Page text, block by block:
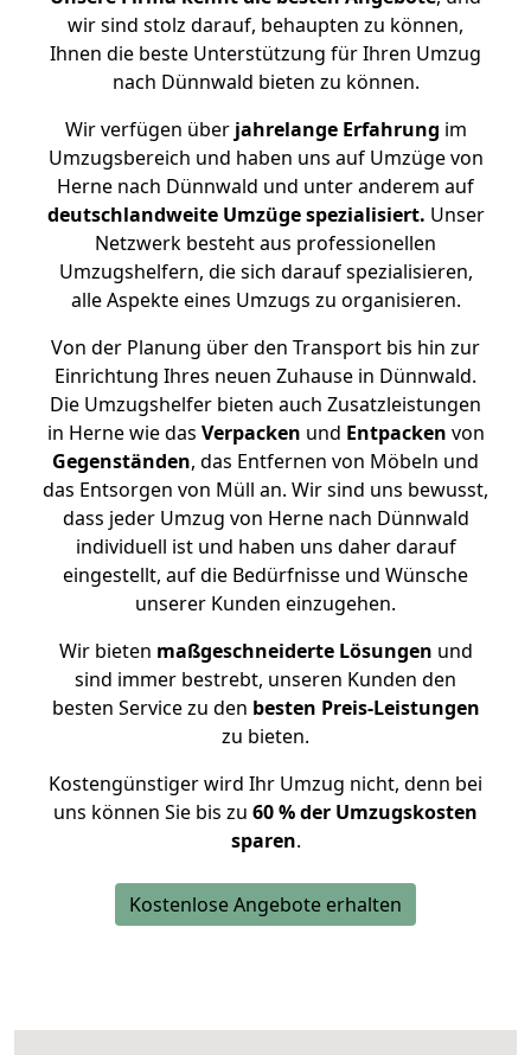
wir sind stolz darauf, behaupten zu können,
Ihnen die beste Unterstützung für Ihren Umzug
nach Dünnwald bieten zu können.
Wir verfügen überjahrelange Erfahrung im
Umzugsbereich und haben uns auf Umzüge von
Herne nach Dünnwald und unter anderem auf
deutschlandweite Umzüge spezialisiert. Unser
Netzwerk besteht aus professionellen
Umzugshelfern, die sich darauf spezialisieren,
alle Aspekte eines Umzugs zu organisieren.
Von der Planung über den Transport bis hin zur
Einrichtung Ihres neuen Zuhause in Dünnwald.
Die Umzugshelfer bieten auch Zusatzleistungen
in Herne wie das Verpacken und Entpacken von
Gegenständen, das Entfernen von Möbeln und
das Entsorgen von Müll an. Wir sind uns bewusst,
dass jeder Umzug von Herne nach Dünnwald
individuell ist und haben uns daher darauf
eingestellt, auf die Bedürfnisse und Wünsche
unserer Kunden einzugehen.
Wir bieten maßgeschneiderte Lösungen und
sind immer bestrebt, unseren Kunden den
besten Service zu den besten Preis-Leistungen
zu bieten.
Kostengünstiger wird Ihr Umzug nicht, denn bei
uns können Sie bis zu 60 % der Umzugskosten
sparen.
Kostenlose Angebote erhalten